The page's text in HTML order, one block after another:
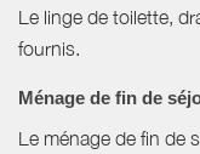
Le linge de toilette,
fournis.
Ménage de fin de
Le ménage de fin de